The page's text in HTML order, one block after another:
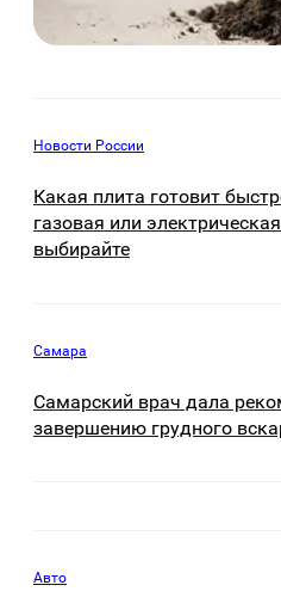
Новости России
Какая плита готовит
газовая или
выбирайте
Самара
Самарский врач дала
завершению грудного
Авто